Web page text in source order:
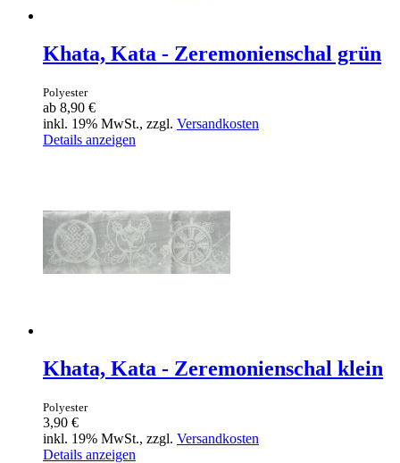
Khata, Kata - Zeremonienschal grün
Polyester
ab 8,90 €
inkl. 19% MwSt., zzgl. Versandkosten
Details anzeigen
Khata, Kata - Zeremonienschal klein
Polyester
3,90 €
inkl. 19% MwSt., zzgl. Versandkosten
Details anzeigen